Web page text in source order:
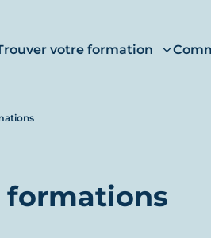
votre formation
formations